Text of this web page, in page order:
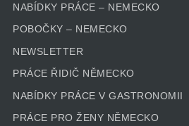
NABÍDKY PRÁCE – NEMECKO
POBOČKY – NEMECKO
NEWSLETTER
PRÁCE ŘIDIČ NĚMECKO
NABÍDKY PRÁCE V GASTRONOMII
PRÁCE PRO ŽENY NĚMECKO